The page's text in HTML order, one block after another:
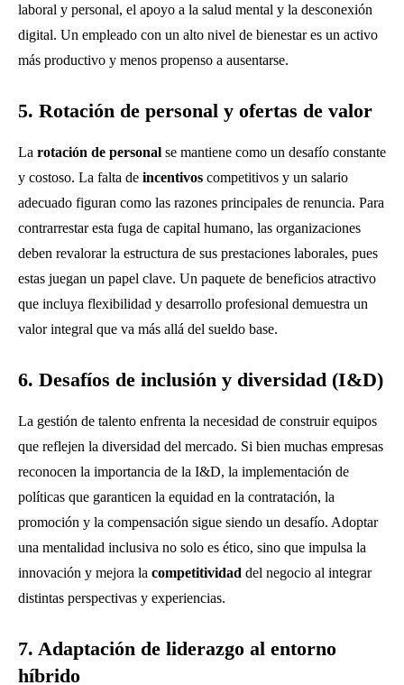
laboral y personal, el apoyo a la salud mental y la desconexión
digital. Un empleado con un alto nivel de bienestar es un activo
más productivo y menos propenso a ausentarse.
5. Rotación de personal y ofertas de valor
La rotación de personal se mantiene como un desafío constante
y costoso. La falta de incentivos competitivos y un salario
adecuado figuran como las razones principales de renuncia. Para
contrarrestar esta fuga de capital humano, las organizaciones
deben revalorar la estructura de sus prestaciones laborales, pues
estas juegan un papel clave. Un paquete de beneficios atractivo
que incluya flexibilidad y desarrollo profesional demuestra un
valor integral que va más allá del sueldo base.
6. Desafíos de inclusión y diversidad (I&D)
La gestión de talento enfrenta la necesidad de construir equipos
que reflejen la diversidad del mercado. Si bien muchas empresas
reconocen la importancia de la I&D, la implementación de
políticas que garanticen la equidad en la contratación, la
promoción y la compensación sigue siendo un desafío. Adoptar
una mentalidad inclusiva no solo es ético, sino que impulsa la
innovación y mejora la competitividad del negocio al integrar
distintas perspectivas y experiencias.
7. Adaptación de liderazgo al entorno
híbrido